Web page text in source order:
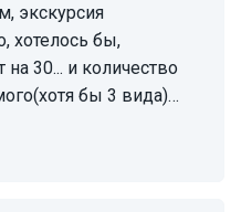
экскурсия
хотелось бы,
30... и количество
бы 3 вида)…